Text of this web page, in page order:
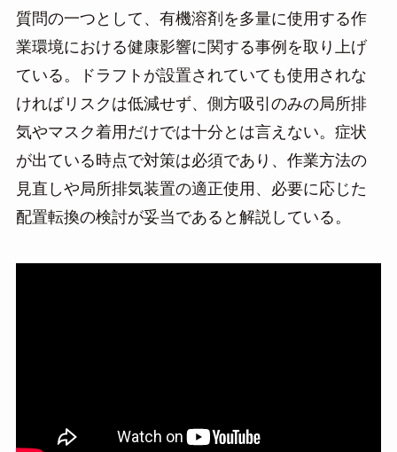
質問の一つとして、有機溶剤を多量に使用する作
業環境における健康影響に関する事例を取り上げ
ている。ドラフトが設置されていても使用されな
ければリスクは低減せず、側方吸引のみの局所排
気やマスク着用だけでは十分とは言えない。症状
が出ている時点で対策は必須であり、作業方法の
見直しや局所排気装置の適正使用、必要に応じた
配置転換の検討が妥当であると解説している。